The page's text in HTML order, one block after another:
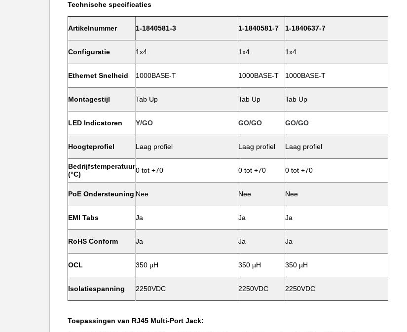
Technische specificaties
Artikelnummer 1-1840581-3 1-1840581-7 1-1840637-7
Configuratie 1x4 1x4 1x4
Ethernet Snelheid 1000BASE-T 1000BASE-T 1000BASE-T
Montagestijl Tab Up Tab Up Tab Up
LED Indicatoren Y/GO GO/GO GO/GO
Hoogteprofiel Laag profiel Laag profiel Laag profiel
Bedrijfstemperatuur
(°C)
0 tot +70 0 tot +70 0 tot +70
PoE Ondersteuning Nee Nee Nee
EMI Tabs Ja Ja Ja
RoHS Conform Ja Ja Ja
OCL 350 µH 350 µH 350 µH
Isolatiespanning 2250VDC 2250VDC 2250VDC
Toepassingen van RJ45 Multi-Port Jack: